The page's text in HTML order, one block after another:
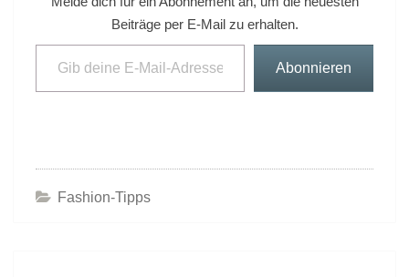
Beiträge per E-Mail zu erhalten.
Gib deine E-Mail-Adresse ein ...
Abonnieren
Fashion-Tipps